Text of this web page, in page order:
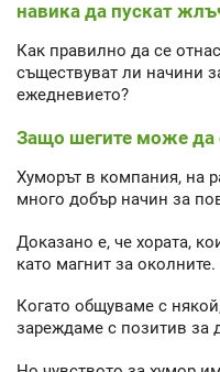
навика да пускат
Как правилно да се
съществуват ли начини
ежедневието?
Защо шегите може да
Хуморът в компания, на
много добър начин за
Доказано е, че хората,
като магнит за околните.
Когато общуваме с
зареждаме с позитив за